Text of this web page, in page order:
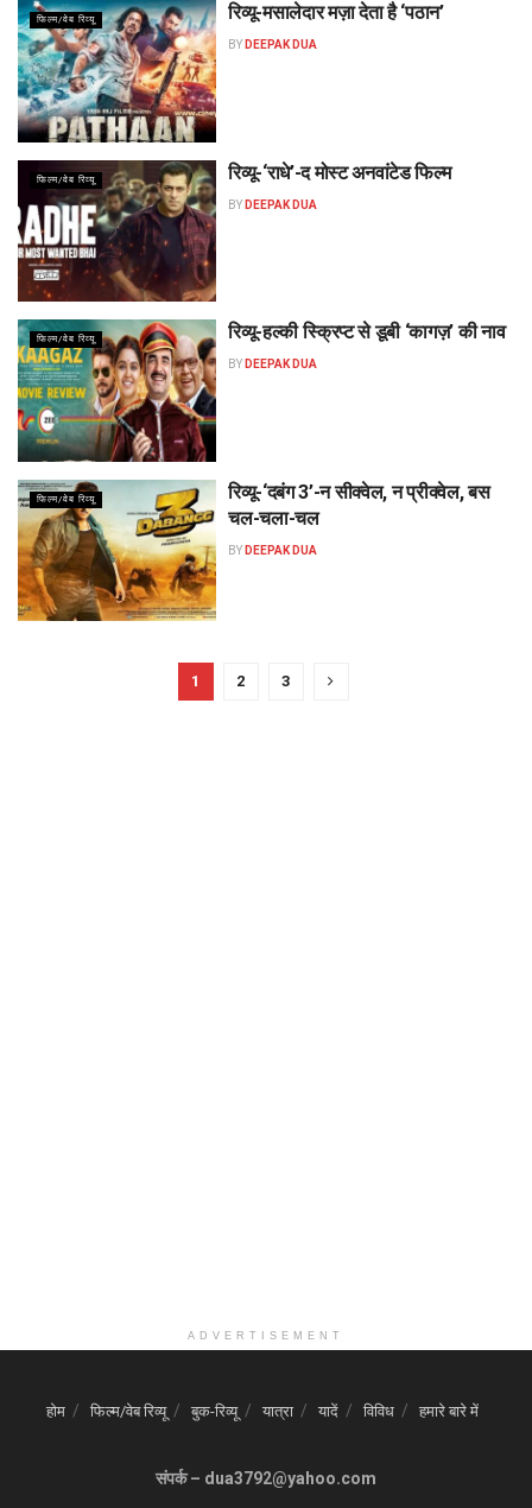
फिल्म/वेब रिव्यू रिव्यू-मसालेदार मज़ा देता है ‘पठान’
BY DEEPAK DUA
फिल्म/वेब रिव्यू रिव्यू-‘राधे’-द मोस्ट अनवांटेड फिल्म
BY DEEPAK DUA
फिल्म/वेब रिव्यू रिव्यू-हल्की स्क्रिप्ट से डूबी ‘कागज़’ की नाव
BY DEEPAK DUA
फिल्म/वेब रिव्यू
रिव्यू-‘दबंग 3’-न सीक्वेल, न प्रीक्वेल, बस
चल-चला-चल
BY DEEPAK DUA
1 2 3
ADVERTISEMENT
होम फिल्म/वेब रिव्यू बुक-रिव्यू यात्रा यादें विविध हमारे बारे में
संपर्क – dua3792@yahoo.com